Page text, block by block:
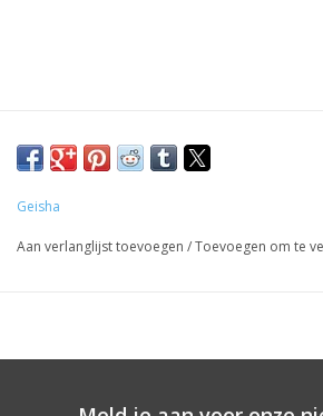
Geisha
Aan verlanglijst toevoegen /Toevoegen om te